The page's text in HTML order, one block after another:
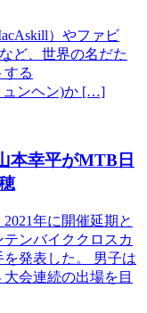
）やファビ
ど、世界の名だた
する
ュンヘン)か […]
本幸平がMTB日
年に開催延期と
ンバイククロスカ
発表した。 男子は
会連続の出場を目